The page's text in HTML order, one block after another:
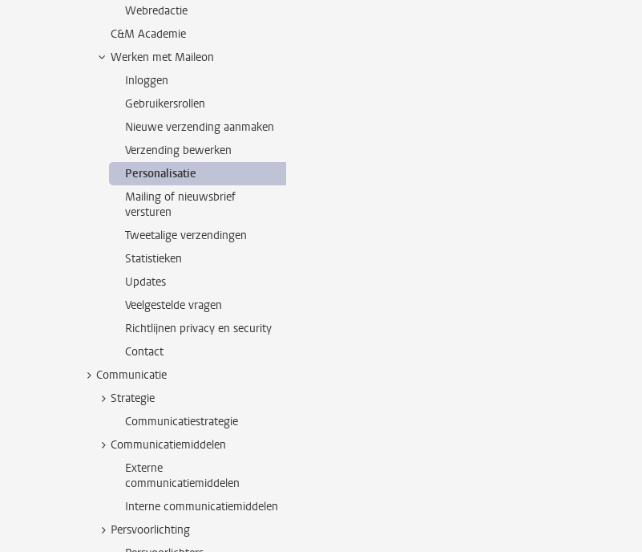
Webredactie
C&M Academie
Werken met Maileon
Inloggen
Gebruikersrollen
Nieuwe verzending aanmaken
Verzending bewerken
Personalisatie
Mailing of nieuwsbrief
versturen
Tweetalige verzendingen
Statistieken
Updates
Veelgestelde vragen
Richtlijnen privacy en security
Contact
Communicatie
Strategie
Communicatiestrategie
Communicatiemiddelen
Externe
communicatiemiddelen
Interne communicatiemiddelen
Persvoorlichting